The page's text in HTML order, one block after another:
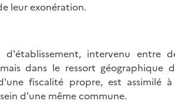
leur exonération.
d'établissement, intervenu entre
dans le ressort géographique
fiscalité propre, est assimilé
d'une même commune.